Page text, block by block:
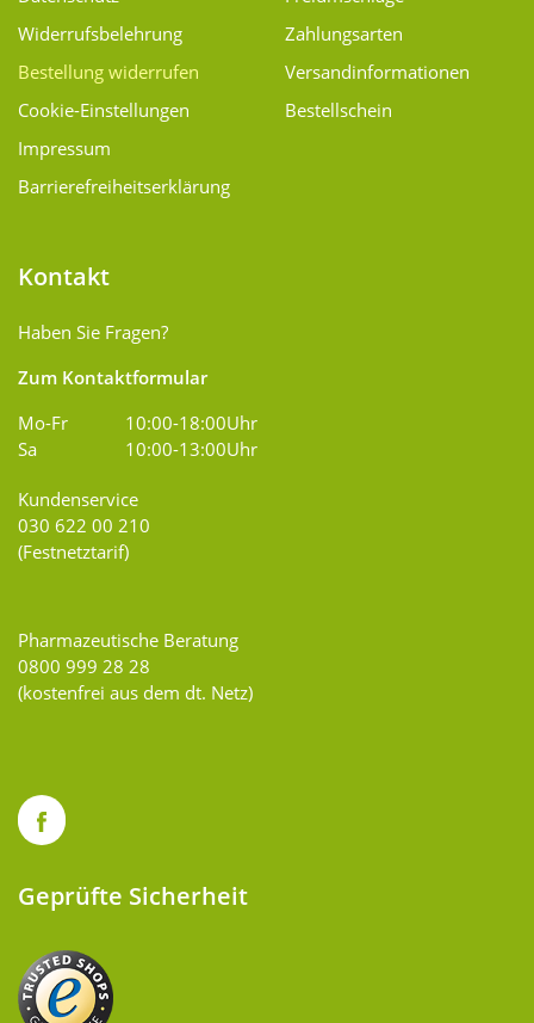
Widerrufsbelehrung
Bestellung widerrufen
Cookie-Einstellungen
Impressum
Barrierefreiheitserklärung
Zahlungsarten
Versand­informationen
Bestellschein
Kontakt
Haben Sie Fragen?
Zum Kontaktformular
Mo-Fr
10:00-18:00Uhr
Sa
10:00-13:00Uhr
Kundenservice
030 622 00 210
(Festnetztarif)
Pharmazeutische Beratung
0800 999 28 28
(kostenfrei aus dem dt. Netz)
Geprüfte Sicherheit